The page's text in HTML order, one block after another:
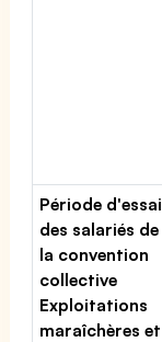
Période d'essai
des salariés de
la convention
collective
Exploitations
maraîchères et